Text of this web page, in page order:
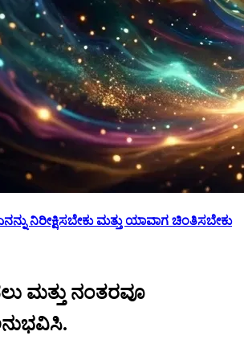
ನಿರೀಕ್ಷಿಸಬೇಕು ಮತ್ತು ಯಾವಾಗ ಚಿಂತಿಸಬೇಕು
ಮತ್ತು ನಂತರವೂ